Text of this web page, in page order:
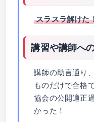
スラスラ解けた
講習や講師へ
講師の助言通り
ものだけで合格
協会の公開適正
かった！